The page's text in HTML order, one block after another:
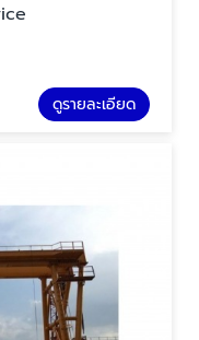
ดูรายละเอียด